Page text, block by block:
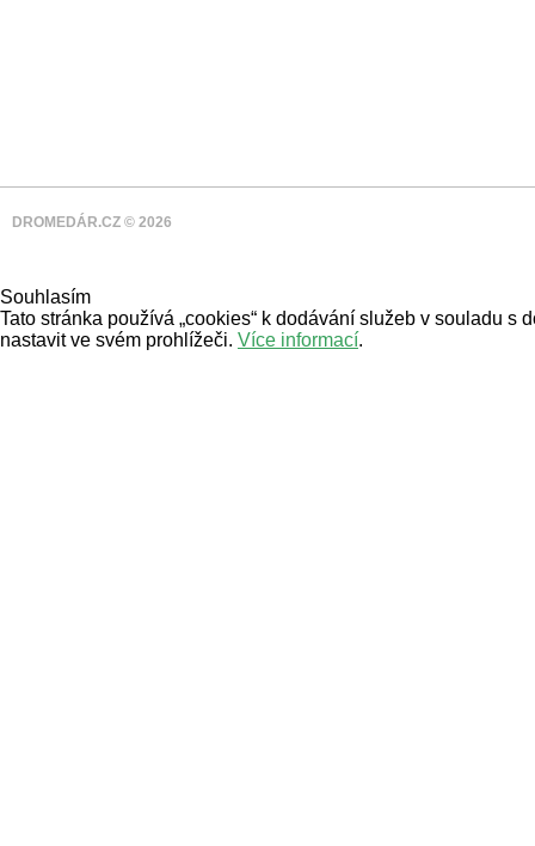
DROMEDÁR.CZ © 2026
Souhlasím
Tato stránka používá „cookies“ k dodávání služeb v souladu s
nastavit ve svém prohlížeči. Více informací.